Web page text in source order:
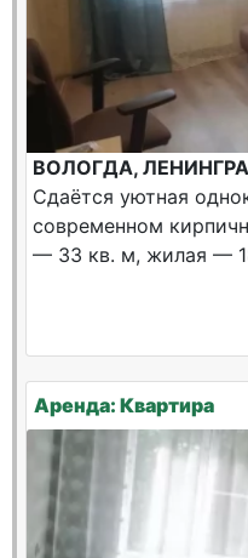
ВОЛОГДА,
Сдаётся уютная
современном
— 33 кв. м, жилая —
Аренда: Квартира